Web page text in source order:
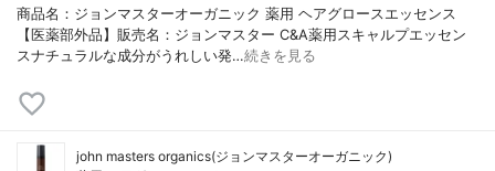
商品名：ジョンマスターオーガニック 薬用 ヘアグロースエッセンス
【医薬部外品】販売名：ジョンマスター C&A薬用スキャルプエッセン
スナチュラルな成分がうれしい発…続きを見る
john masters organics(ジョンマスターオーガニック)